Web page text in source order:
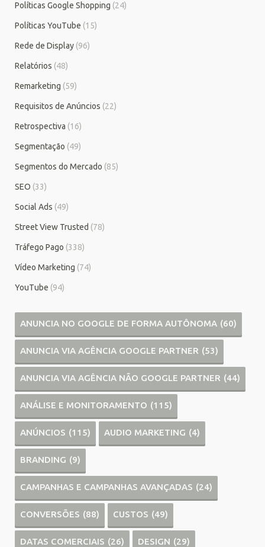
Políticas Google Shopping (24)
Políticas YouTube (15)
Rede de Display (96)
Relatórios (48)
Remarketing (59)
Requisitos de Anúncios (22)
Retrospectiva (16)
Segmentação (49)
Segmentos do Mercado (85)
SEO (33)
Social Ads (49)
Street View Trusted (78)
Tráfego Pago (338)
Vídeo Marketing (74)
YouTube (94)
ANUNCIA NO GOOGLE DE FORMA AUTÔNOMA (60)
ANUNCIA VIA AGÊNCIA GOOGLE PARTNER (53)
ANUNCIA VIA AGÊNCIA NÃO GOOGLE PARTNER (44)
ANÁLISE E MONITORAMENTO (115)
ANÚNCIOS (115) AUDIO MARKETING (4)
BRANDING (9)
CAMPANHAS E CAMPANHAS AVANÇADAS (24)
CONVERSÕES (88) CUSTOS (49)
DATAS COMERCIAIS (26) DESIGN (29)